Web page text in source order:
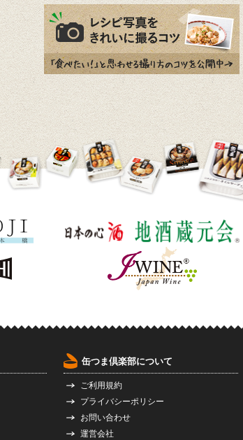
缶つま倶楽部について
ご利用規約
プライバシーポリシー
お問い合わせ
運営会社